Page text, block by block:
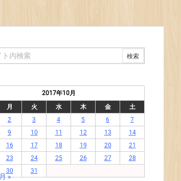
2017年10月
月 火 水 木 金
土
2 3 4 5 6
7
9 10 11 12 13
14
16 17 18 19 20
21
23 24 25 26 27
28
30 31
»